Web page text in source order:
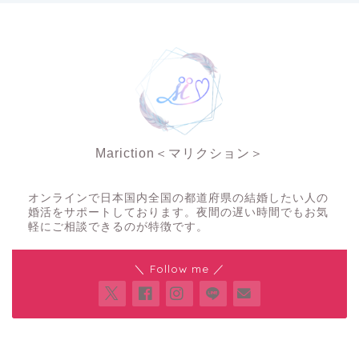
Mariction＜マリクション＞
オンラインで日本国内全国の都道府県の結婚したい人の
婚活をサポートしております。夜間の遅い時間でもお気
軽にご相談できるのが特徴です。
＼ Follow me ／